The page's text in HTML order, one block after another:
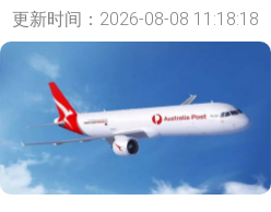
更新时间：2026-08-08 11:18:18